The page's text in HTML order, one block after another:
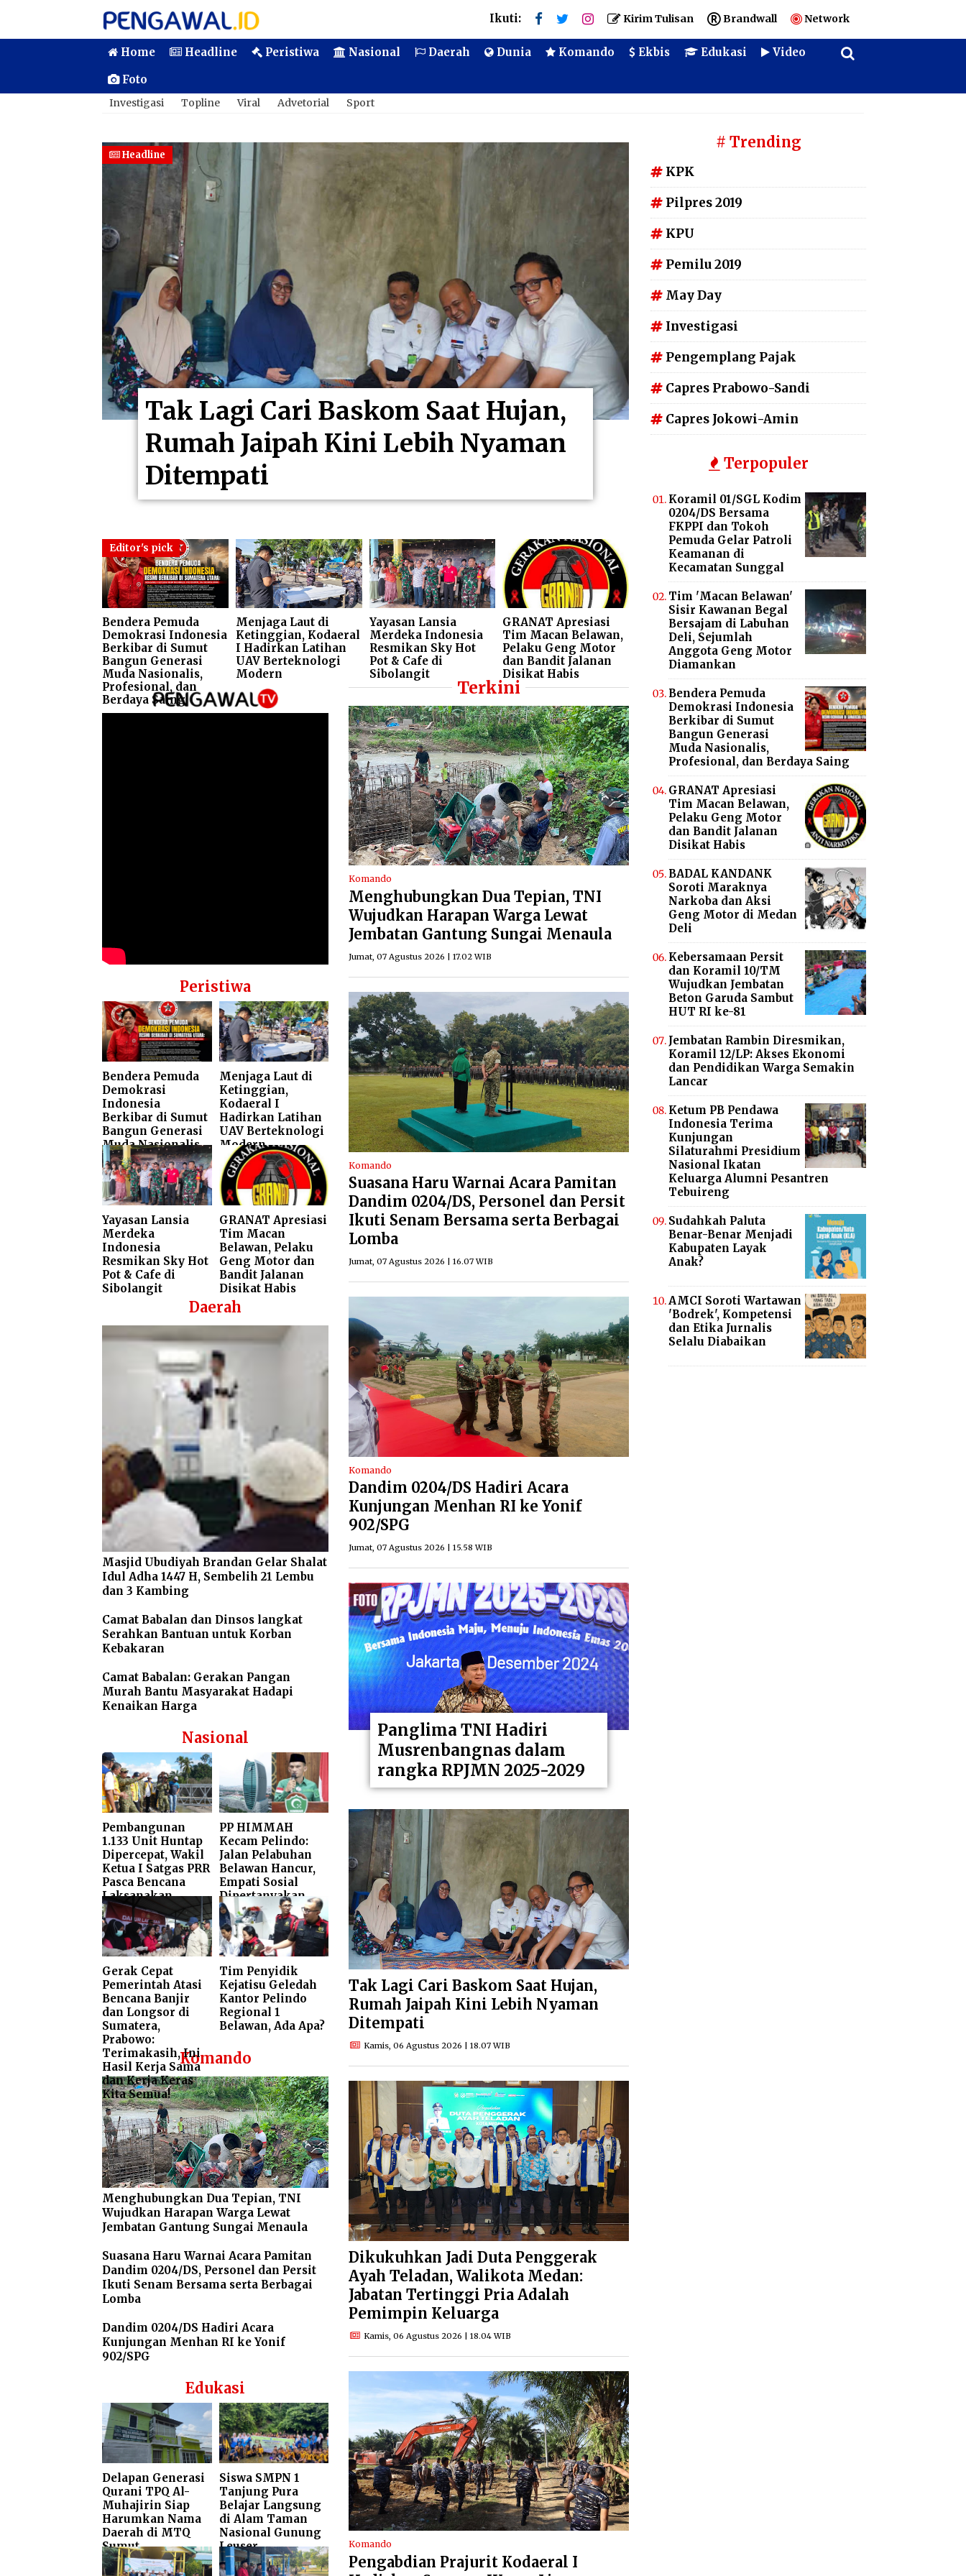
Ikuti: Kirim Tulisan Brandwall Network
Home Headline Peristiwa Nasional Daerah Dunia Komando Ekbis Edukasi
Video
Foto
Investigasi Topline Viral Advetorial Sport
Headline
Tak Lagi Cari Baskom Saat Hujan,
Rumah Jaipah Kini Lebih Nyaman
Ditempati
Editor's pick
Bendera Pemuda
Demokrasi Indonesia
Berkibar di Sumut
Bangun Generasi
Muda Nasionalis,
Profesional, dan
Berdaya Saing
Menjaga Laut di
Ketinggian, Kodaeral
I Hadirkan Latihan
UAV Berteknologi
Modern
Yayasan Lansia
Merdeka Indonesia
Resmikan Sky Hot
Pot & Cafe di
Sibolangit
GRANAT Apresiasi
Tim Macan Belawan,
Pelaku Geng Motor
dan Bandit Jalanan
Disikat Habis
Terkini
Komando
Menghubungkan Dua Tepian, TNI
Wujudkan Harapan Warga Lewat
Jembatan Gantung Sungai Menaula
Jumat, 07 Agustus 2026 | 17.02 WIB
Komando
Suasana Haru Warnai Acara Pamitan
Dandim 0204/DS, Personel dan Persit
Ikuti Senam Bersama serta Berbagai
Lomba
Jumat, 07 Agustus 2026 | 16.07 WIB
Komando
Dandim 0204/DS Hadiri Acara
Kunjungan Menhan RI ke Yonif
902/SPG
Jumat, 07 Agustus 2026 | 15.58 WIB
Panglima TNI Hadiri
Musrenbangnas dalam
rangka RPJMN 2025-2029
Tak Lagi Cari Baskom Saat Hujan,
Rumah Jaipah Kini Lebih Nyaman
Ditempati
Kamis, 06 Agustus 2026 | 18.07 WIB
Dikukuhkan Jadi Duta Penggerak
Ayah Teladan, Walikota Medan:
Jabatan Tertinggi Pria Adalah
Pemimpin Keluarga
Kamis, 06 Agustus 2026 | 18.04 WIB
Komando
Pengabdian Prajurit Kodaeral I
Peristiwa
Bendera Pemuda
Demokrasi
Indonesia
Berkibar di Sumut
Bangun Generasi
Muda Nasionalis,
Profesional, dan
Berdaya Saing
Menjaga Laut di
Ketinggian,
Kodaeral I
Hadirkan Latihan
UAV Berteknologi
Modern
Yayasan Lansia
Merdeka
Indonesia
Resmikan Sky Hot
Pot & Cafe di
Sibolangit
GRANAT Apresiasi
Tim Macan
Belawan, Pelaku
Geng Motor dan
Bandit Jalanan
Disikat Habis
Daerah
Masjid Ubudiyah Brandan Gelar Shalat
Idul Adha 1447 H, Sembelih 21 Lembu
dan 3 Kambing
Camat Babalan dan Dinsos langkat
Serahkan Bantuan untuk Korban
Kebakaran
Camat Babalan: Gerakan Pangan
Murah Bantu Masyarakat Hadapi
Kenaikan Harga
Nasional
Pembangunan
1.133 Unit Huntap
Dipercepat, Wakil
Ketua I Satgas PRR
Pasca Bencana
Laksanakan
Groundbreaking
di P. Sidimpuan
PP HIMMAH
Kecam Pelindo:
Jalan Pelabuhan
Belawan Hancur,
Empati Sosial
Dipertanyakan
Gerak Cepat
Pemerintah Atasi
Bencana Banjir
dan Longsor di
Sumatera,
Prabowo:
Terimakasih, Ini
Hasil Kerja Sama
dan Kerja Keras
Kita Semua!
Tim Penyidik
Kejatisu Geledah
Kantor Pelindo
Regional 1
Belawan, Ada Apa?
Komando
Menghubungkan Dua Tepian, TNI
Wujudkan Harapan Warga Lewat
Jembatan Gantung Sungai Menaula
Suasana Haru Warnai Acara Pamitan
Dandim 0204/DS, Personel dan Persit
Ikuti Senam Bersama serta Berbagai
Lomba
Dandim 0204/DS Hadiri Acara
Kunjungan Menhan RI ke Yonif
902/SPG
Edukasi
Delapan Generasi
Qurani TPQ Al-
Muhajirin Siap
Harumkan Nama
Daerah di MTQ
Sumut
Siswa SMPN 1
Tanjung Pura
Belajar Langsung
di Alam Taman
Nasional Gunung
Leuser
# Trending
KPK
Pilpres 2019
KPU
Pemilu 2019
May Day
Investigasi
Pengemplang Pajak
Capres Prabowo-Sandi
Capres Jokowi-Amin
Terpopuler
Koramil 01/SGL Kodim
0204/DS Bersama
FKPPI dan Tokoh
Pemuda Gelar Patroli
Keamanan di
Kecamatan Sunggal
Tim 'Macan Belawan'
Sisir Kawanan Begal
Bersajam di Labuhan
Deli, Sejumlah
Anggota Geng Motor
Diamankan
Bendera Pemuda
Demokrasi Indonesia
Berkibar di Sumut
Bangun Generasi
Muda Nasionalis,
Profesional, dan Berdaya Saing
GRANAT Apresiasi
Tim Macan Belawan,
Pelaku Geng Motor
dan Bandit Jalanan
Disikat Habis
BADAL KANDANK
Soroti Maraknya
Narkoba dan Aksi
Geng Motor di Medan
Deli
Kebersamaan Persit
dan Koramil 10/TM
Wujudkan Jembatan
Beton Garuda Sambut
HUT RI ke-81
Jembatan Rambin Diresmikan,
Koramil 12/LP: Akses Ekonomi
dan Pendidikan Warga Semakin
Lancar
Ketum PB Pendawa
Indonesia Terima
Kunjungan
Silaturahmi Presidium
Nasional Ikatan
Keluarga Alumni Pesantren
Tebuireng
Sudahkah Paluta
Benar-Benar Menjadi
Kabupaten Layak
Anak?
AMCI Soroti Wartawan
'Bodrek', Kompetensi
dan Etika Jurnalis
Selalu Diabaikan